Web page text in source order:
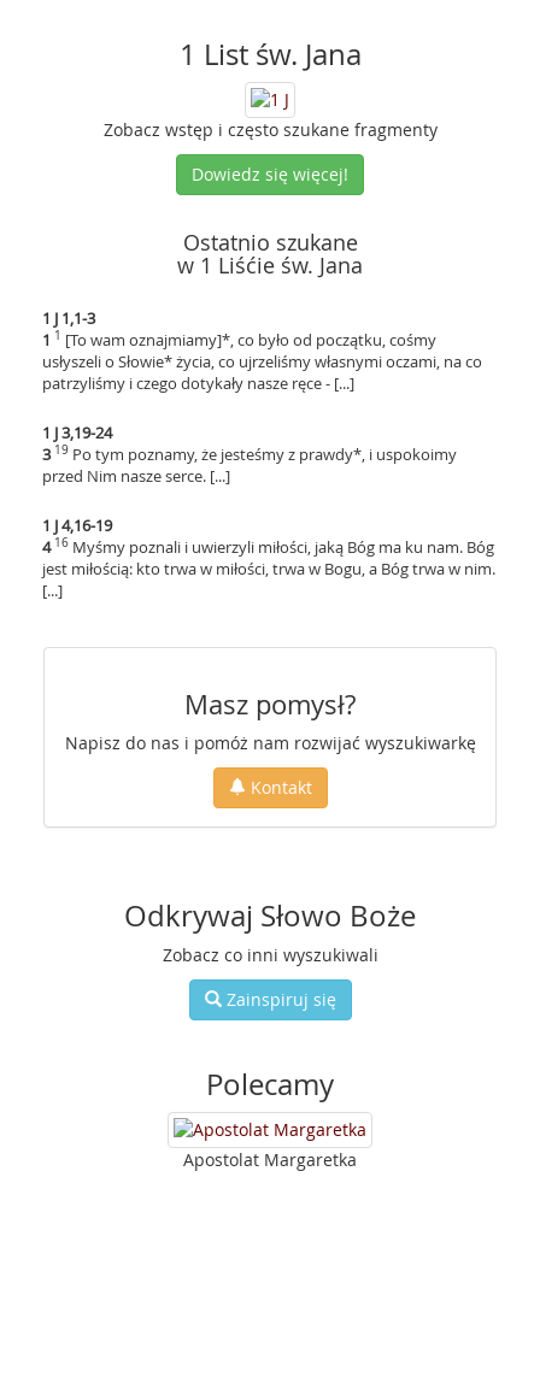
1 List św. Jana
Zobacz wstęp i często szukane fragmenty
Dowiedz się więcej!
Ostatnio szukane
w 1 Liśćie św. Jana
1 J 1,1-3
1 1 [To wam oznajmiamy]*, co było od początku, cośmy
usłyszeli o Słowie* życia, co ujrzeliśmy własnymi oczami, na co
patrzyliśmy i czego dotykały nasze ręce - [...]
1 J 3,19-24
3 19 Po tym poznamy, że jesteśmy z prawdy*, i uspokoimy
przed Nim nasze serce. [...]
1 J 4,16-19
4 16 Myśmy poznali i uwierzyli miłości, jaką Bóg ma ku nam. Bóg
jest miłością: kto trwa w miłości, trwa w Bogu, a Bóg trwa w nim.
[...]
Masz pomysł?
Napisz do nas i pomóż nam rozwijać wyszukiwarkę
Kontakt
Odkrywaj Słowo Boże
Zobacz co inni wyszukiwali
Zainspiruj się
Polecamy
Apostolat Margaretka